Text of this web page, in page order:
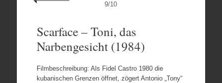
9/10
Scarface – Toni, das
Narbengesicht (1984)
Filmbeschreibung: Als Fidel Castro 1980 die
kubanischen Grenzen öffnet, zögert Antonio „Tony“